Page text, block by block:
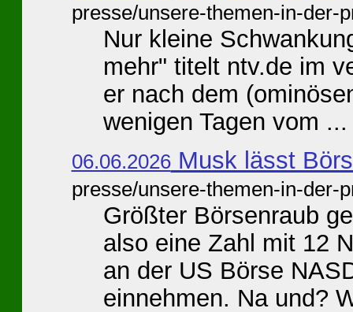
presse/unsere-themen-in-der-
Nur kleine
mehr" titelt ntv.de im
er nach dem
wenigen Tagen vom ...
06.06.2026Musk lässt
presse/unsere-themen-in-der-
Größter Börsenraub
also eine Zahl mit 12
an der US Börse
einnehmen. Na und?